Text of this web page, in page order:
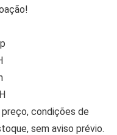
condições de
sem aviso prévio.